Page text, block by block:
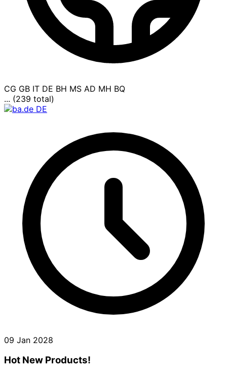
CG GB IT DE BH MS AD MH BQ
... (239 total)
09 Jan 2028
Hot New Products!